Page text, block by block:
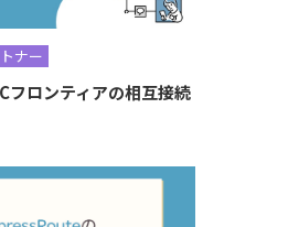
ナー
フロンティアの相互接続